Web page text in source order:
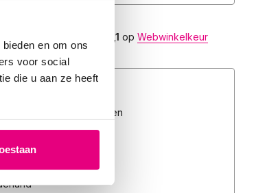
en om ons
voor social
die u aan ze heeft
9,1 opWebwinkelkeur
32, Amstelveen
995